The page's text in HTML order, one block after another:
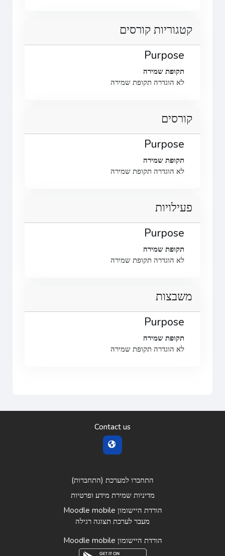
קטגוריות קורסים
Purpose
תקופת שמירה
לא הוגדרה תקופת שמירה
קורסים
Purpose
תקופת שמירה
לא הוגדרה תקופת שמירה
פעילויות
Purpose
תקופת שמירה
לא הוגדרה תקופת שמירה
משבצות
Purpose
תקופת שמירה
לא הוגדרה תקופת שמירה
Contact us
התחברו למערכת (התחברות)
מדיניות שמירת מידע ופרטיות
הורדת היישומון Moodle mobile
מעבר לערכת תצוגה רגילה
הורדת היישומון Moodle mobile